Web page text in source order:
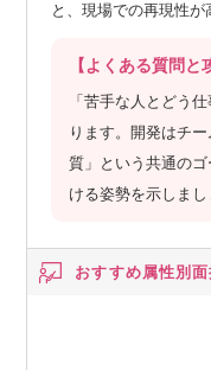
と、現場での再現性が
【よくある質問と
「苦手な人とどう
ります。開発はチ
質」という共通の
ける姿勢を示しまし
おすすめ属性別